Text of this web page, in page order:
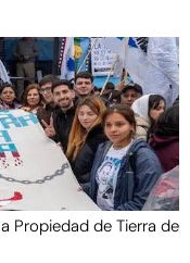
Propiedad de Tierra de